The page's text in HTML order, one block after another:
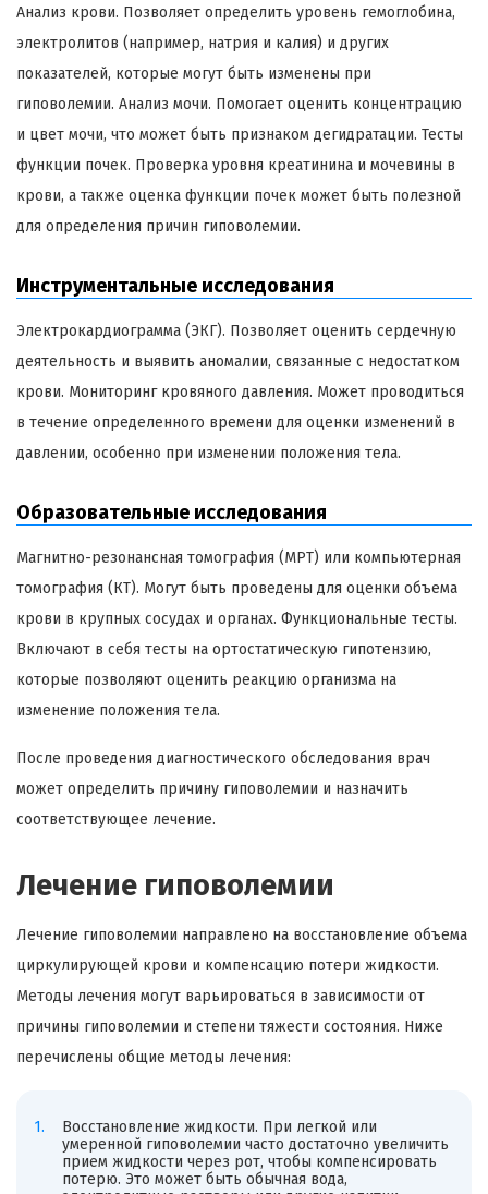
Анализ крови. Позволяет определить уровень гемоглобина,
электролитов (например, натрия и калия) и других
показателей, которые могут быть изменены при
гиповолемии. Анализ мочи. Помогает оценить концентрацию
и цвет мочи, что может быть признаком дегидратации. Тесты
функции почек. Проверка уровня креатинина и мочевины в
крови, а также оценка функции почек может быть полезной
для определения причин гиповолемии.
Инструментальные исследования
Электрокардиограмма (ЭКГ). Позволяет оценить сердечную
деятельность и выявить аномалии, связанные с недостатком
крови. Мониторинг кровяного давления. Может проводиться
в течение определенного времени для оценки изменений в
давлении, особенно при изменении положения тела.
Образовательные исследования
Магнитно-резонансная томография (МРТ) или компьютерная
томография (КТ). Могут быть проведены для оценки объема
крови в крупных сосудах и органах. Функциональные тесты.
Включают в себя тесты на ортостатическую гипотензию,
которые позволяют оценить реакцию организма на
изменение положения тела.
После проведения диагностического обследования врач
может определить причину гиповолемии и назначить
соответствующее лечение.
Лечение гиповолемии
Лечение гиповолемии направлено на восстановление объема
циркулирующей крови и компенсацию потери жидкости.
Методы лечения могут варьироваться в зависимости от
причины гиповолемии и степени тяжести состояния. Ниже
перечислены общие методы лечения:
Восстановление жидкости. При легкой или
умеренной гиповолемии часто достаточно увеличить
прием жидкости через рот, чтобы компенсировать
потерю. Это может быть обычная вода,